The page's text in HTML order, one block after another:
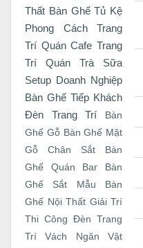
Thất Bàn Ghế Tủ Kệ
Phong Cách
Trang
Trí Quán Cafe Trang
Trí Quán Trà Sữa
Setup Doanh Nghiệp
Bàn Ghế Tiếp Khách
Đèn Trang Trí
Bàn
Ghế Gỗ Bàn Ghế Mặt
Gỗ Chân Sắt
Bàn
Ghế Quán Bar
Bàn
Ghế Sắt
Mẫu Bàn
Ghế Nội Thất Giải Trí
Thi Công Đèn Trang
Trí
Vách Ngăn
Vật